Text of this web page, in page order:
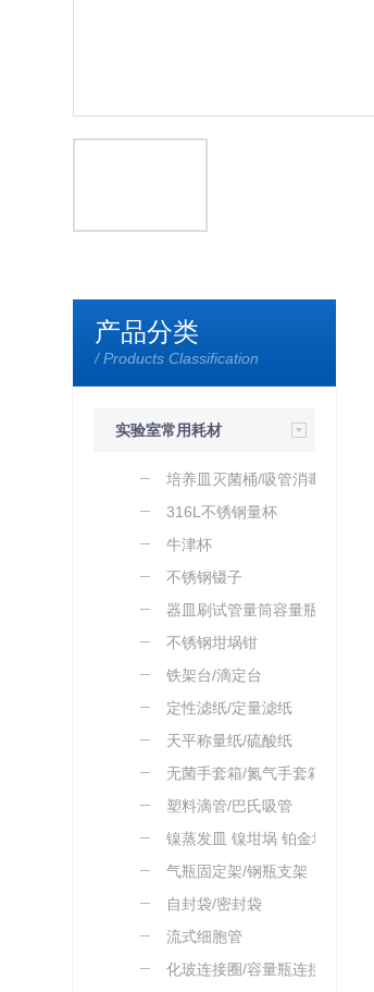
产品分类
/ Products Classification
实验室常用耗材
培养皿灭菌桶/吸管消毒桶
316L不锈钢量杯
牛津杯
不锈钢镊子
器皿刷试管量筒容量瓶刷
不锈钢坩埚钳
铁架台/滴定台
定性滤纸/定量滤纸
天平称量纸/硫酸纸
无菌手套箱/氮气手套箱
塑料滴管/巴氏吸管
镍蒸发皿 镍坩埚 铂金坩
埚
气瓶固定架/钢瓶支架
自封袋/密封袋
流式细胞管
化玻连接圈/容量瓶连接绳